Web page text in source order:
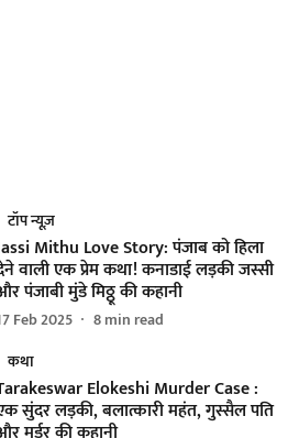
टॉप न्यूज़
Mithu Love Story: पंजाब को हिला
वाली एक प्रेम कथा! कनाडाई लड़की जस्सी
पंजाबी मुंडे मिठ्ठू की कहानी
Feb 2025 8min read
कथा
Elokeshi Murder Case :
सुंदर लड़की, बलात्कारी महंत, गुस्सैल पति